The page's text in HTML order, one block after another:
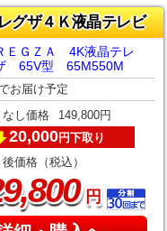
グザ４Ｋ液晶テレビ
ＥＧＺＡ 4K液晶テレ
65V型 65M550M
お届け予定
なし価格 149,800円
20,000円下取り
価格（税込）
,800円